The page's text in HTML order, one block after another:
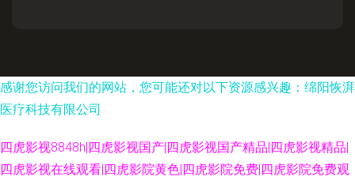
感谢您访问我们的网站，您可能还对以下资源感兴趣：绵阳恢湃
医疗科技有限公司
四虎影视8848h|四虎影视国产|四虎影视国产精品|四虎影视精品|
四虎影视在线观看|四虎影院黄色|四虎影院免费|四虎影院免费观